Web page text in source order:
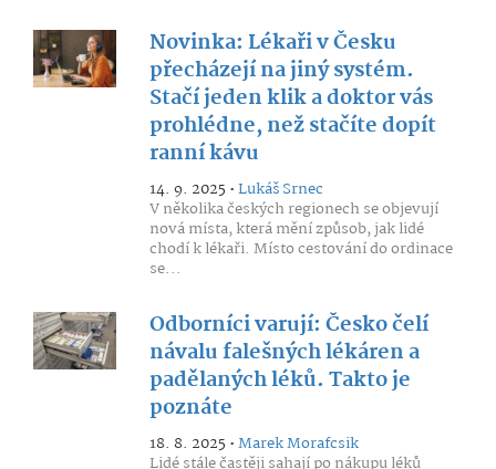
Novinka: Lékaři v Česku
přecházejí na jiný systém.
Stačí jeden klik a doktor vás
prohlédne, než stačíte dopít
ranní kávu
14. 9. 2025 •Lukáš Srnec
V několika českých regionech se objevují
nová místa, která mění způsob, jak lidé
chodí k lékaři. Místo cestování do ordinace
se...
Odborníci varují: Česko čelí
návalu falešných lékáren a
padělaných léků. Takto je
poznáte
18. 8. 2025 •Marek Morafcsik
Lidé stále častěji sahají po nákupu léků